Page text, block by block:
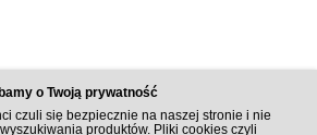
o Twoją prywatność
czuli się bezpiecznie na naszej stronie i nie
produktów. Pliki cookies czyli